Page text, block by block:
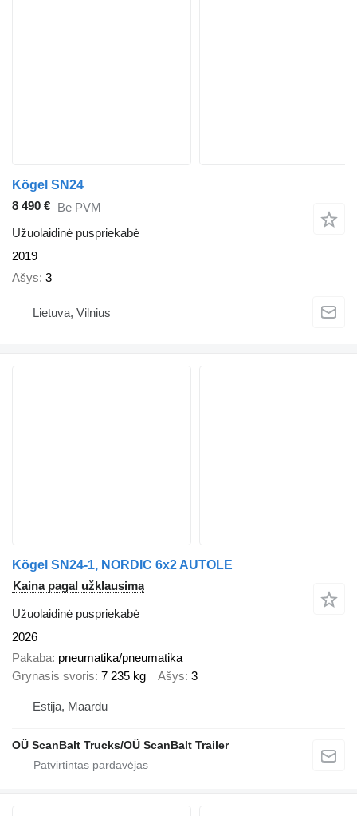
Kögel SN24
8 490 € Be PVM
Užuolaidinė puspriekabė
2019
Ašys 3
Lietuva, Vilnius
Kögel SN24-1, NORDIC 6x2 AUTOLE
Kaina pagal užklausimą
Užuolaidinė puspriekabė
2026
Pakaba pneumatika/pneumatika
Grynasis svoris 7 235 kg Ašys 3
Estija, Maardu
OÜ ScanBalt Trucks/OÜ ScanBalt Trailer